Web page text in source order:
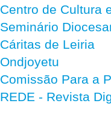
Centro de Cultura
Seminário
Cáritas de Leiria
Ondjoyetu
Comissão Para a
REDE - Revista